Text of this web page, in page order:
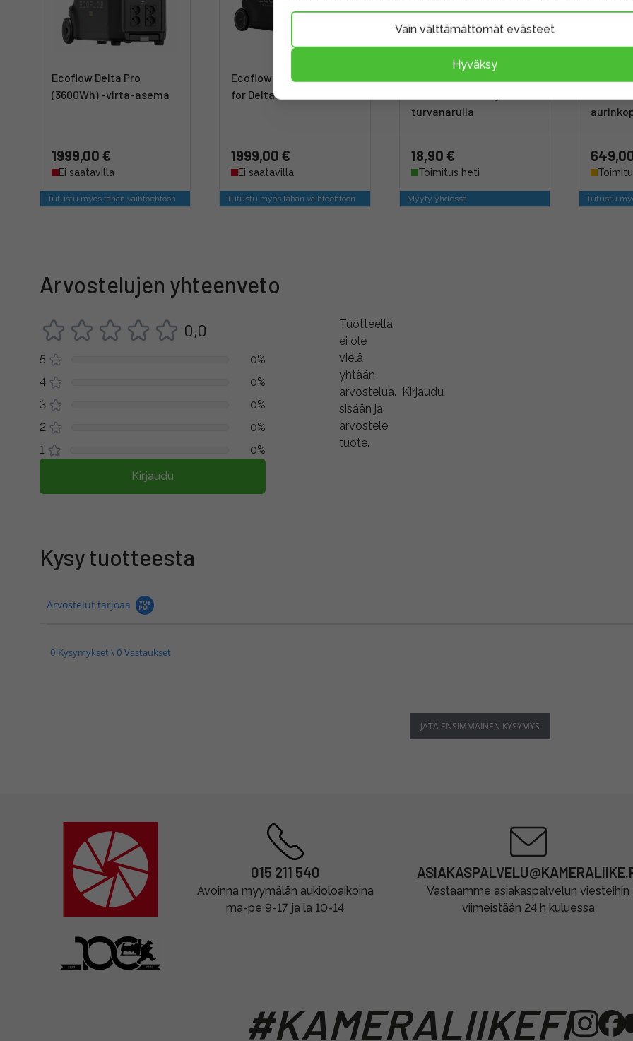
Ecoflow Delta Pro
(3600Wh) -virta-asema
1999,00 €
Ei saatavilla
Tutustu myös tähän vaihtoehtoon
Ecoflow Battery 3600Wh
for Delta Pro -lisäakku
1999,00 €
Ei saatavilla
Tutustu myös tähän vaihtoehtoon
turvanarulla
18,90 €
Toimitus heti
Myyty yhdessä
400W
Tutustu
Arvostelujen yhteenveto
0,0
5
0%
4
0%
3
0%
2
0%
1
0%
Kirjaudu
Tuotteella
ei ole
vielä
yhtään
arvostelua. Kirjaudu
sisään ja
arvostele
tuote.
Kysy tuotteesta
Arvostelut tarjoaa
0 Kysymykset \ 0 Vastaukset
JÄTÄ ENSIMMÄINEN KYSYMYS
015 211 540
Avoinna myymälän aukioloaikoina
ma-pe 9-17 ja la 10-14
Vastaamme asiakaspalvelun viesteihin
viimeistään 24 h kuluessa
#KAMERALIIKEFI
Vain välttämättömät evästeet
Hyväksy